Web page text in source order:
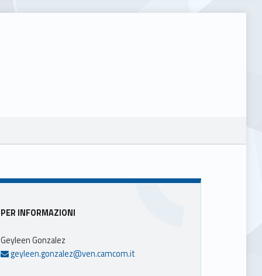
Sidebar
PER INFORMAZIONI
Geyleen Gonzalez
geyleen.gonzalez@ven.camcom.it